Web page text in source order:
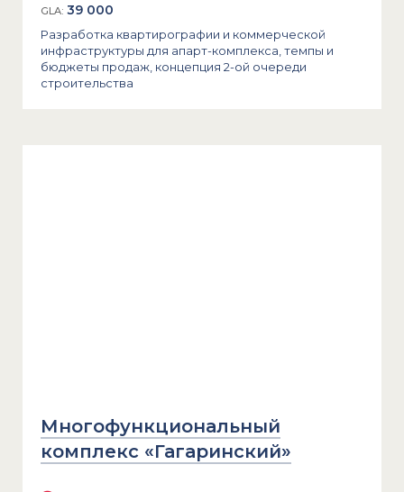
GLA: 39 000
Разработка квартирографии и коммерческой
инфраструктуры для апарт-комплекса, темпы и
бюджеты продаж, концепция 2-ой очереди
строительства
Многофункциональный
комплекс «Гагаринский»